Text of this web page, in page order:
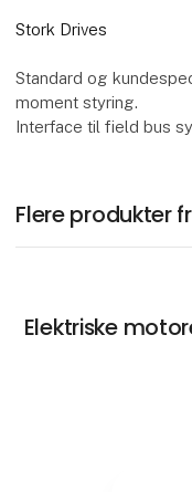
Stork Drives
Standard og
moment styring.
Interface til field bus
Flere produkter
Elektriske